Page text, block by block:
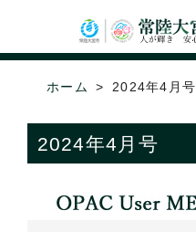
ホーム 2024年4月号
2024年4月号